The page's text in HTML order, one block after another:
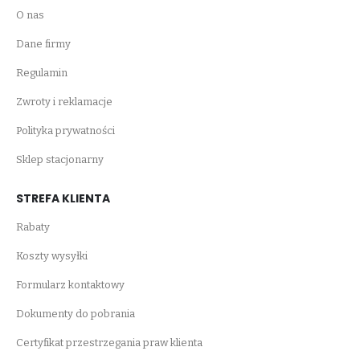
O nas
Dane firmy
Regulamin
Zwroty i reklamacje
Polityka prywatności
Sklep stacjonarny
STREFA KLIENTA
Rabaty
Koszty wysyłki
Formularz kontaktowy
Dokumenty do pobrania
Certyfikat przestrzegania praw klienta